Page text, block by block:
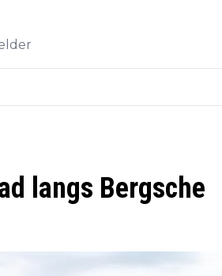
langs Bergsche